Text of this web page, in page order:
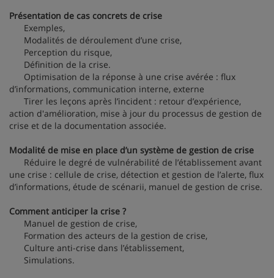
Présentation de cas concrets de crise
Exemples,
Modalités de déroulement d’une crise,
Perception du risque,
Définition de la crise.
Optimisation de la réponse à une crise avérée : flux
d’informations, communication interne, externe
Tirer les leçons après l’incident : retour d’expérience,
action d'amélioration, mise à jour du processus de gestion de
crise et de la documentation associée.
Modalité de mise en place d’un système de gestion de crise
Réduire le degré de vulnérabilité de l’établissement avant
une crise : cellule de crise, détection et gestion de l’alerte, flux
d’informations, étude de scénarii, manuel de gestion de crise.
Comment anticiper la crise ?
Manuel de gestion de crise,
Formation des acteurs de la gestion de crise,
Culture anti-crise dans l’établissement,
Simulations.